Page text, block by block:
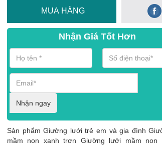
MUA HÀNG
Nhận Giá Tốt Hơn
Nhận ngay
Sản phẩm Giường lưới trẻ em và gia đình
mầm non xanh trơn Giường lưới mầm non